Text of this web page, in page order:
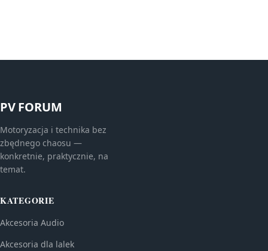
PV FORUM
Motoryzacja i technika bez
zbędnego chaosu —
konkretnie, praktycznie, na
temat.
KATEGORIE
Akcesoria Audio
Akcesoria dla lalek